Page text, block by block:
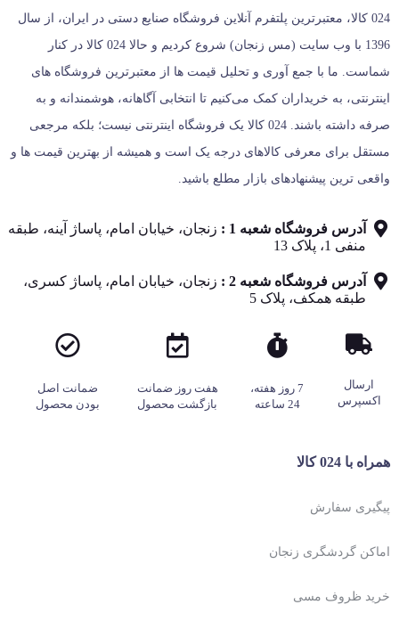
024 کالا، معتبرترین پلتفرم آنلاین فروشگاه صنایع دستی در ایران، از سال
1396 با وب سایت (مس زنجان) شروع کردیم و حالا 024 کالا در کنار
شماست. ما با جمع‌ آوری و تحلیل قیمت‌ ها از معتبرترین فروشگاه‌ های
اینترنتی، به خریداران کمک می‌کنیم تا انتخابی آگاهانه، هوشمندانه و به‌
صرفه داشته باشند. 024 کالا یک فروشگاه اینترنتی نیست؛ بلکه مرجعی
مستقل برای معرفی کالاهای درجه یک است و همیشه از بهترین قیمت‌ ها و
واقعی‌ ترین پیشنهادهای بازار مطلع باشید.
آدرس فروشگاه شعبه 1 :
زنجان، خیابان امام، پاساژ آینه، طبقه
منفی 1، پلاک 13
آدرس فروشگاه شعبه 2 :
زنجان، خیابان امام، پاساژ کسری،
طبقه همکف، پلاک 5
ارسال
اکسپرس
7 روز هفته،
24 ساعته
هفت روز ضمانت
بازگشت محصول
ضمانت اصل
بودن محصول
همراه با 024 کالا
پیگیری سفارش
اماکن گردشگری زنجان
خرید ظروف مسی